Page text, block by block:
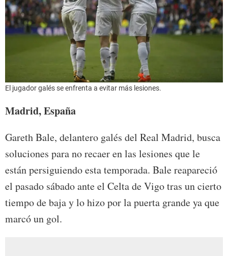
El jugador galés se enfrenta a evitar más lesiones.
Madrid, España
Gareth Bale, delantero galés del Real Madrid, busca
soluciones para no recaer en las lesiones que le
están persiguiendo esta temporada. Bale reapareció
el pasado sábado ante el Celta de Vigo tras un cierto
tiempo de baja y lo hizo por la puerta grande ya que
marcó un gol.